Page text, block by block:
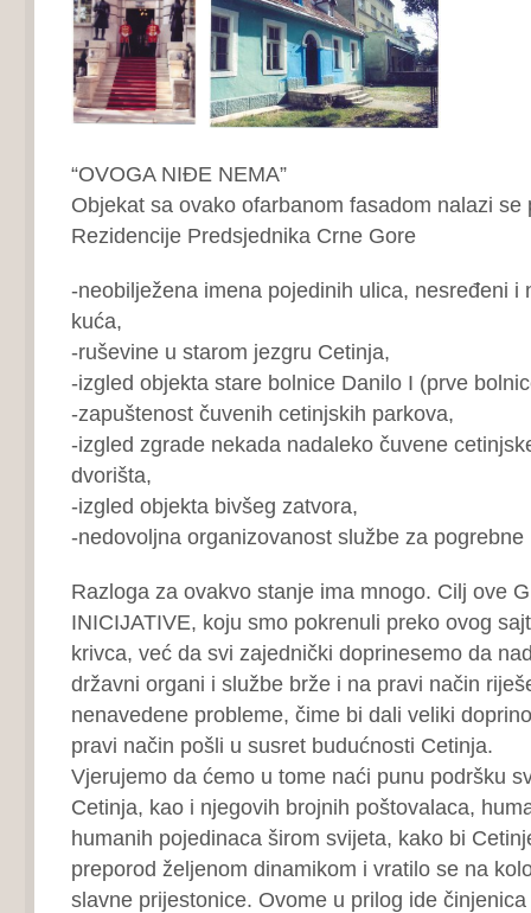
“OVOGA NIĐE NEMA”
Objekat sa ovako ofarbanom fasadom nalazi se
Rezidencije Predsjednika Crne Gore
-neobilježena imena pojedinih ulica, nesređeni i
kuća,
-ruševine u starom jezgru Cetinja,
-izgled objekta stare bolnice Danilo I (prve
-zapuštenost čuvenih cetinjskih parkova,
-izgled zgrade nekada nadaleko čuvene
dvorišta,
-izgled objekta bivšeg zatvora,
-nedovoljna organizovanost službe za pogrebne
Razloga za ovakvo stanje ima mnogo. Cilj ove
INICIJATIVE, koju smo pokrenuli preko ovog
krivca, već da svi zajednički doprinesemo da
državni organi i službe brže i na pravi način
nenavedene probleme, čime bi dali veliki
pravi način pošli u susret budućnosti Cetinja.
Vjerujemo da ćemo u tome naći punu podršku
Cetinja, kao i njegovih brojnih poštovalaca,
humanih pojedinaca širom svijeta, kako bi
preporod željenom dinamikom i vratilo se na
slavne prijestonice. Ovome u prilog ide činjenica